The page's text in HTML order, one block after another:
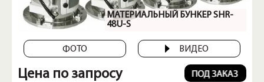
МАТЕРИАЛЬНЫЙ БУНКЕР SHR-
48U-S
ФОТО ВИДЕО
Цена по запросу